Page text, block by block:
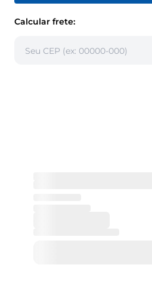
Calcular frete: